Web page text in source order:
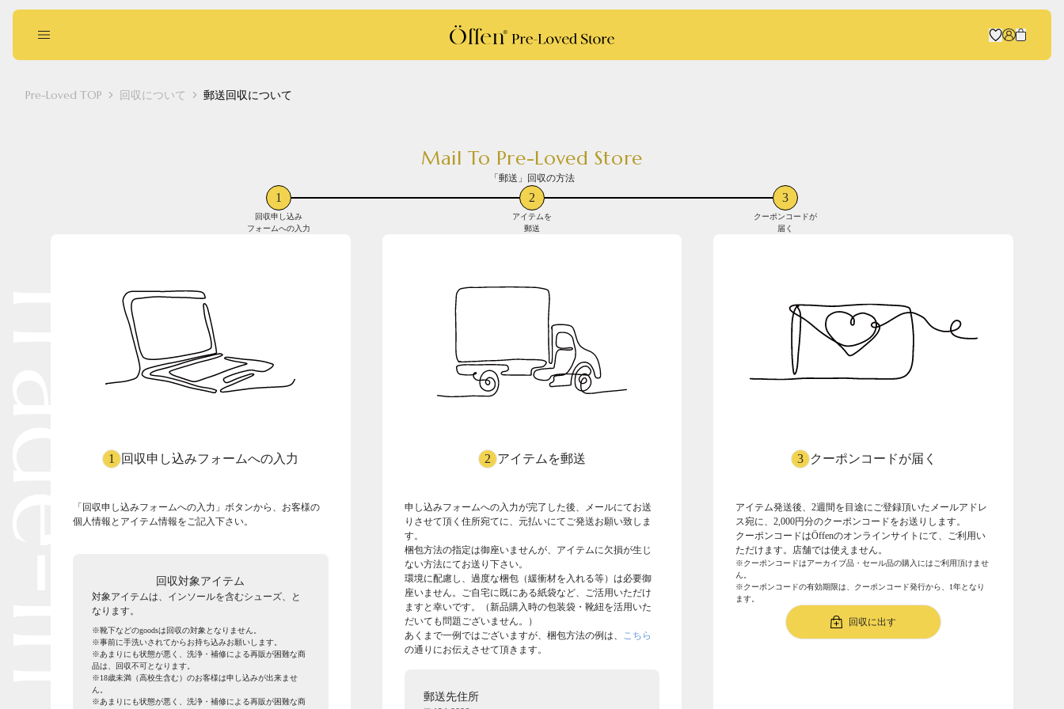
Pointed
Round Round-hi
Boots
Öffenの新品ページへ
Pre-Loved TOP 回収について 郵送回収について
Mail To Pre-Loved Store
「郵送」回収の方法​​
1
回収申し込み
フォームへの入力
2
アイテムを
郵送
3
クーポンコードが
届く
1 回収申し込みフォームへの入力
「回収申し込みフォームへの入力」ボタンから、お客様の
個人情報とアイテム情報をご記入下さい。​
回収対象アイテム
対象アイテムは、インソールを含むシューズ、​と
なります。
※靴下などのgoodsは回収の対象となりません。
※事前に手洗いされてからお持ち込みお願いします。
※あまりにも状態が悪く、洗浄・補修による再販が困難な商
品は、回収不可となります。
※18歳未満（高校生含む）のお客様は申し込みが出来ませ
ん。
※あまりにも状態が悪く、洗浄・補修による再販が困難な商
2 アイテムを郵送
申し込みフォームへの入力が完了した後、メールにてお送
りさせて頂く住所宛てに、元払いにてご発送お願い致しま
す。​
梱包方法の指定は御座いませんが、アイテムに欠損が生じ
ない方法にてお送り下さい。
環境に配慮し、過度な梱包（緩衝材を入れる等）は必要御
座いません。ご自宅に既にある紙袋など、ご活用いただけ
ますと幸いです。（新品購入時の包装袋・靴紐を活用いた
だいても問題ございません。）
あくまで一例ではございますが、梱包方法の例は、 こちら
の通りにお伝えさせて頂きます。
郵送先住所
3 クーポンコードが届く
アイテム発送後、2週間を目途にご登録頂いたメールアドレ
ス宛に、2,000円分のクーポンコードをお送りします。
クーポンコードはÖffenのオンラインサイトにて、ご利用い
ただけます。店舗では使えません。
※クーポンコードはアーカイブ品・セール品の購入にはご利用頂けませ
ん。​
※クーポンコードの有効期限は、クーポンコード発行から、1年となり
ます。
回収に出す